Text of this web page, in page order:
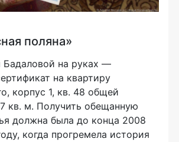
поляна»
Бадаловой на руках —
на квартиру
корпус 1, кв. 48 общей
кв. м. Получить обещанную
должна была до конца 2008
когда прогремела история